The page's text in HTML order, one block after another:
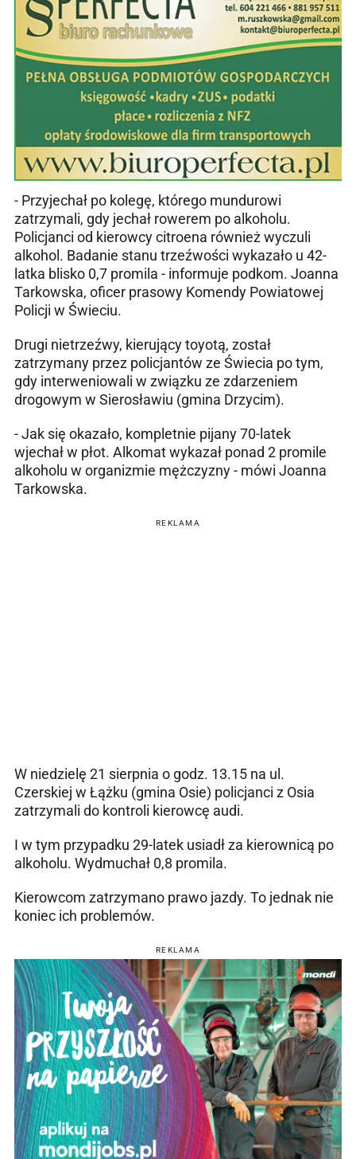
- Przyjechał po kolegę, którego mundurowi
zatrzymali, gdy jechał rowerem po alkoholu.
Policjanci od kierowcy citroena również wyczuli
alkohol. Badanie stanu trzeźwości wykazało u 42-
latka blisko 0,7 promila - informuje podkom. Joanna
Tarkowska, oficer prasowy Komendy Powiatowej
Policji w Świeciu.
Drugi nietrzeźwy, kierujący toyotą, został
zatrzymany przez policjantów ze Świecia po tym,
gdy interweniowali w związku ze zdarzeniem
drogowym w Sierosławiu (gmina Drzycim).
- Jak się okazało, kompletnie pijany 70-latek
wjechał w płot. Alkomat wykazał ponad 2 promile
alkoholu w organizmie mężczyzny - mówi Joanna
Tarkowska.
REKLAMA
W niedzielę 21 sierpnia o godz. 13.15 na ul.
Czerskiej w Łążku (gmina Osie) policjanci z Osia
zatrzymali do kontroli kierowcę audi.
I w tym przypadku 29-latek usiadł za kierownicą po
alkoholu. Wydmuchał 0,8 promila.
Kierowcom zatrzymano prawo jazdy. To jednak nie
koniec ich problemów.
REKLAMA